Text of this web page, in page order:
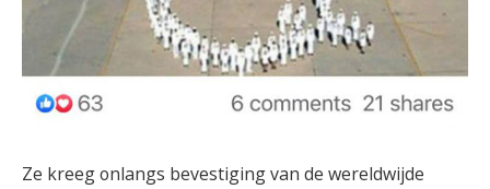
Ze kreeg onlangs bevestiging van de wereldwijde